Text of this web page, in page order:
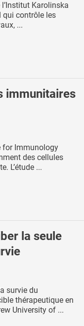
Karolinska
qui contrôle les
...
immunitaires
for Immunology
des cellules
L’étude ...
la seule
survie du
thérapeutique en
University of ...